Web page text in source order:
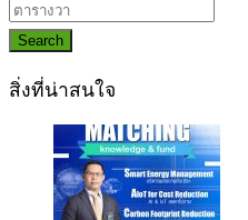
Search
สิ่งที่น่าสนใจ